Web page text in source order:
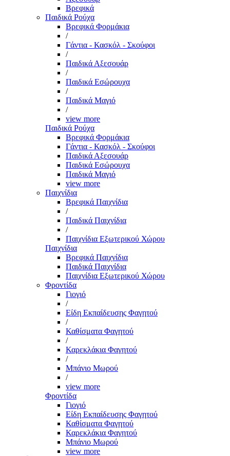
Βρεφικά
Παιδικά Ρούχα
Βρεφικά Φορμάκια
/
Γάντια - Κασκόλ - Σκούφοι
/
Παιδικά Αξεσουάρ
/
Παιδικά Εσώρουχα
/
Παιδικά Μαγιό
/
view more
Παιδικά Ρούχα
Βρεφικά Φορμάκια
Γάντια - Κασκόλ - Σκούφοι
Παιδικά Αξεσουάρ
Παιδικά Εσώρουχα
Παιδικά Μαγιό
view more
Παιχνίδια
Βρεφικά Παιχνίδια
/
Παιδικά Παιχνίδια
/
Παιχνίδια Εξωτερικού Χώρου
Παιχνίδια
Βρεφικά Παιχνίδια
Παιδικά Παιχνίδια
Παιχνίδια Εξωτερικού Χώρου
Φροντίδα
Γιογιό
/
Είδη Εκπαίδευσης Φαγητού
/
Καθίσματα Φαγητού
/
Καρεκλάκια Φαγητού
/
Μπάνιο Μωρού
/
view more
Φροντίδα
Γιογιό
Είδη Εκπαίδευσης Φαγητού
Καθίσματα Φαγητού
Καρεκλάκια Φαγητού
Μπάνιο Μωρού
view more